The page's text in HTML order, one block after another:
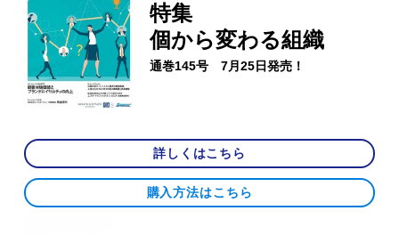
特集
個から変わる組織
通巻145号 7月25日発売！
詳しくはこちら
購入方法はこちら